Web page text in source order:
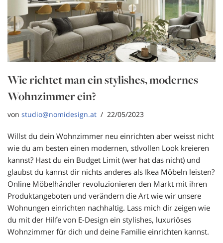
Wie richtet man ein stylishes, modernes
Wohnzimmer ein?
von studio@nomidesign.at 22/05/2023
Willst du dein Wohnzimmer neu einrichten aber weisst nicht
wie du am besten einen modernen, stlvollen Look kreieren
kannst? Hast du ein Budget Limit (wer hat das nicht) und
glaubst du kannst dir nichts anderes als Ikea Möbeln leisten?
Online Möbelhändler revoluzionieren den Markt mit ihren
Produktangeboten und verändern die Art wie wir unsere
Wohnungen einrichten nachhaltig. Lass mich dir zeigen wie
du mit der Hilfe von E-Design ein stylishes, luxuriöses
Wohnzimmer für dich und deine Familie einrichten kannst.